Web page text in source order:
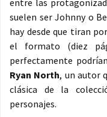
entre las
suelen ser Johnny o
hay desde que tiran
el formato (diez
perfectamente
Ryan North, un autor
clásica de la
personajes.